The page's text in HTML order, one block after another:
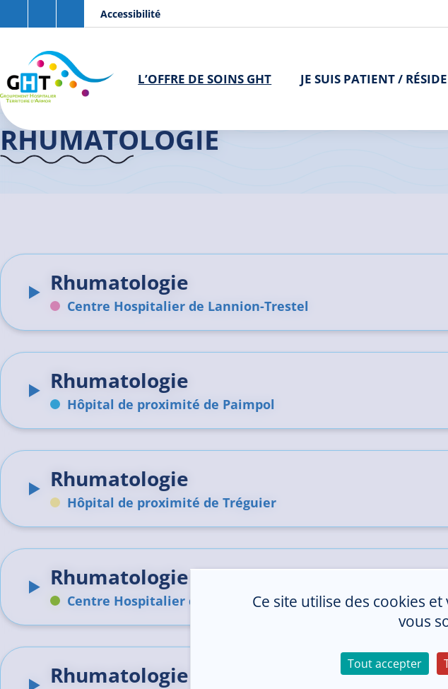
Aller au contenu principal
Accessibilité
L’OFFRE DE SOINS GHT JE SUIS PATIENT /
Accueil GHT> L'offre de soins>Rhumatologie
RHUMATOLOGIE
Rhumatologie
Centre Hospitalier de Lannion-Trestel
Rhumatologie
Hôpital de proximité de Paimpol
Rhumatologie
Hôpital de proximité de Tréguier
Rhumatologie
Centre Hospitalier de Guingamp
Rhumatologie
Panneau de gestion des cookies
Ce site utilise des cookies
vous
Tout accepter